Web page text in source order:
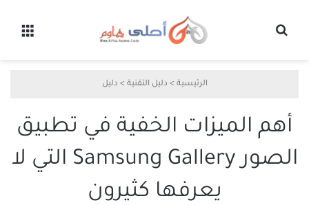
الرئيسية > دليل التقنية > دليل
أهم الميزات الخفية في تطبيق
الصور Samsung Gallery التي لا
يعرفها كثيرون